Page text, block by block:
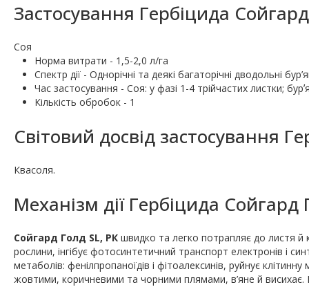
Застосування Гербіцида
Соя
Норма витрати - 1,5-2,0 л/га
Спектр дії - Однорічні та деякі багаторічні дводольні
Час застосування - Соя: у фазі 1-4 трійчастих листки;
Кількість обробок - 1
Світовий досвід застосування
Квасоля.
Механізм дії Гербіцида Сойгард
Сойгард Голд SL, РК швидко та легко потрапляє до листя й
рослини, інгібує фотосинтетичний транспорт електронів і
метаболів: фенілпропаноїдів і фітоалексинів, руйнує
жовтими, коричневими та чорними плямами, в’яне й висихає.